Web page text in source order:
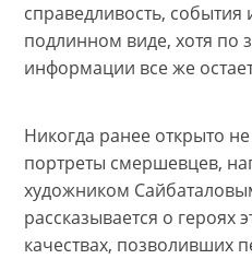
справедливость,
подлинном виде, хотя по
информации все же
Никогда ранее открыто
портреты смершевцев,
художником
рассказывается о героях
качествах, позволивших